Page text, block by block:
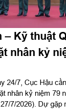
– Kỹ thuật
nhân kỷ
binh - Liệt sĩ
24/7, Cục Hậu
nhân kỷ niệm 79
7/2026). Dự gặp